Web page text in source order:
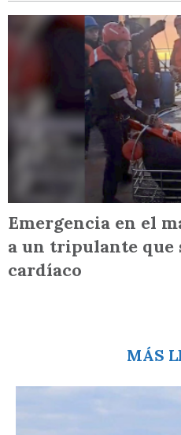
Emergencia en el
a un tripulante que
cardíaco
MÁS